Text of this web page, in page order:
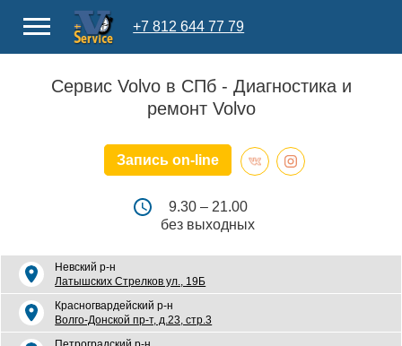
Сервис Volvo в СПб - Диагностика и
ремонт Volvo
Запись on-line
9.30 – 21.00
без выходных
Невский р-н
Латышских Стрелков ул., 19Б
Красногвардейский р-н
Волго-Донской пр-т, д.23, стр.3
+7 812 644 77 79